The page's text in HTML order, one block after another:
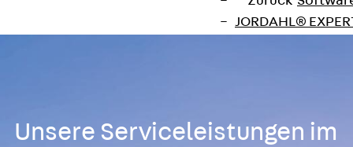
JORDAHL®
CAD und BIM
Unsere Serviceleistungen im